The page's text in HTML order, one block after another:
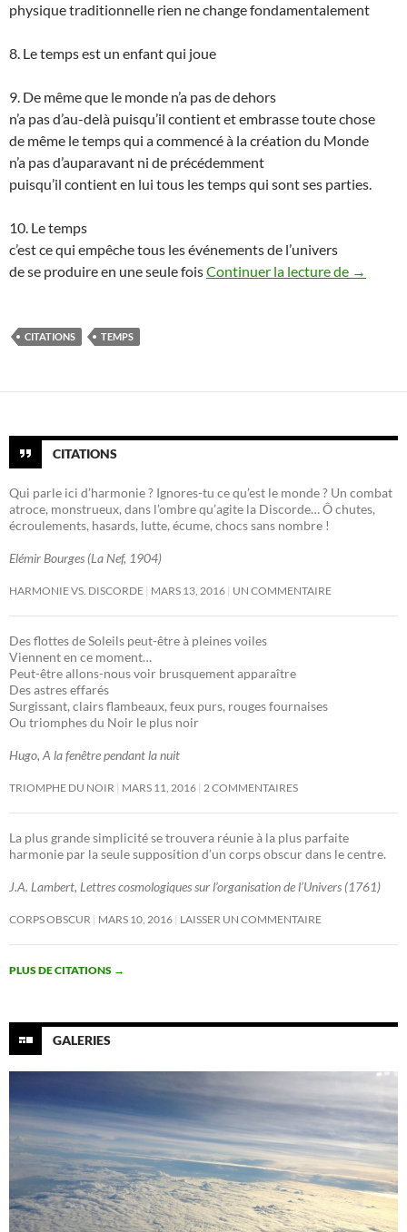
physique traditionnelle rien ne change fondamentalement
8. Le temps est un enfant qui joue
9. De même que le monde n’a pas de dehors
n’a pas d’au-delà puisqu’il contient et embrasse toute chose
de même le temps qui a commencé à la création du Monde
n’a pas d’auparavant ni de précédemment
puisqu’il contient en lui tous les temps qui sont ses parties.
10. Le temps
c’est ce qui empêche tous les événements de l’univers
de se produire en une seule foisContinuer la lecture de →
CITATIONS TEMPS
CITATIONS
Qui parle ici d’harmonie ? Ignores-tu ce qu’est le monde ? Un combat
atroce, monstrueux, dans l’ombre qu’agite la Discorde… Ô chutes,
écroulements, hasards, lutte, écume, chocs sans nombre !
Elémir Bourges (La Nef, 1904)
HARMONIE VS. DISCORDE MARS 13, 2016 UN COMMENTAIRE
Des flottes de Soleils peut-être à pleines voiles
Viennent en ce moment…
Peut-être allons-nous voir brusquement apparaître
Des astres effarés
Surgissant, clairs flambeaux, feux purs, rouges fournaises
Ou triomphes du Noir le plus noir
Hugo, A la fenêtre pendant la nuit
TRIOMPHE DU NOIR MARS 11, 2016 2 COMMENTAIRES
La plus grande simplicité se trouvera réunie à la plus parfaite
harmonie par la seule supposition d’un corps obscur dans le centre.
J.A. Lambert, Lettres cosmologiques sur l’organisation de l’Univers (1761)
CORPS OBSCUR MARS 10, 2016 LAISSER UN COMMENTAIRE
PLUS DE CITATIONS →
GALERIES